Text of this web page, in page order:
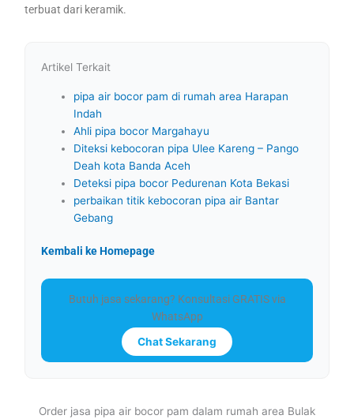
terbuat dari keramik.
Artikel Terkait
pipa air bocor pam di rumah area Harapan
Indah
Ahli pipa bocor Margahayu
Diteksi kebocoran pipa Ulee Kareng – Pango
Deah kota Banda Aceh
Deteksi pipa bocor Pedurenan Kota Bekasi
perbaikan titik kebocoran pipa air Bantar
Gebang
Kembali ke Homepage
Butuh jasa sekarang? Konsultasi GRATIS via
WhatsApp
Chat Sekarang
Order jasa pipa air bocor pam dalam rumah area Bulak